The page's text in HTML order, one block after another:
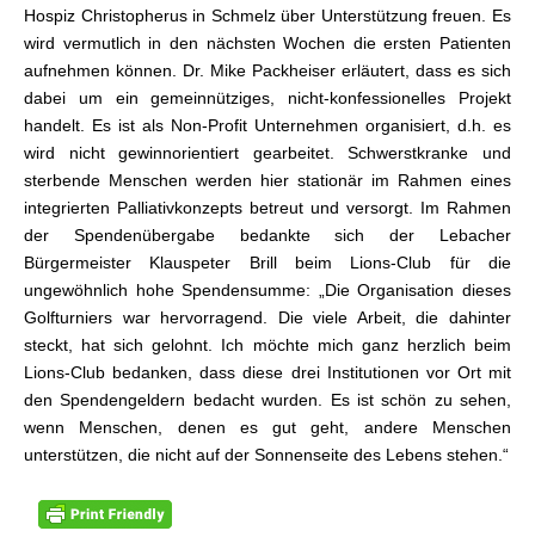
Hospiz Christopherus in Schmelz über Unterstützung freuen. Es
wird vermutlich in den nächsten Wochen die ersten Patienten
aufnehmen können. Dr. Mike Packheiser erläutert, dass es sich
dabei um ein gemeinnütziges, nicht-konfessionelles Projekt
handelt. Es ist als Non-Profit Unternehmen organisiert, d.h. es
wird nicht gewinnorientiert gearbeitet. Schwerstkranke und
sterbende Menschen werden hier stationär im Rahmen eines
integrierten Palliativkonzepts betreut und versorgt. Im Rahmen
der Spendenübergabe bedankte sich der Lebacher
Bürgermeister Klauspeter Brill beim Lions-Club für die
ungewöhnlich hohe Spendensumme: „Die Organisation dieses
Golfturniers war hervorragend. Die viele Arbeit, die dahinter
steckt, hat sich gelohnt. Ich möchte mich ganz herzlich beim
Lions-Club bedanken, dass diese drei Institutionen vor Ort mit
den Spendengeldern bedacht wurden. Es ist schön zu sehen,
wenn Menschen, denen es gut geht, andere Menschen
unterstützen, die nicht auf der Sonnenseite des Lebens stehen.“